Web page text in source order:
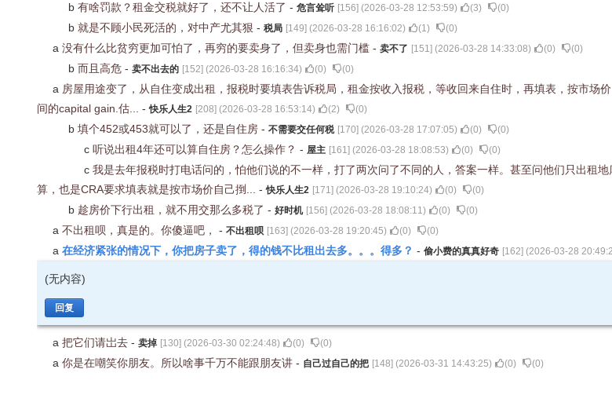
b 有啥罚款？租金交税就好了，还不让人活了 - 危言耸听 [156] (2026-03-28 12:53:59) (3) (0)
b 就是不顾小民死活的，对中产尤其狠 - 税局 [149] (2026-03-28 16:16:02) (1) (0)
a 没有什么比贫穷更加可怕了，再穷的要卖身了，但卖身也需门槛 - 卖不了 [151] (2026-03-28 14:33:08) (0) (0)
b 而且高危 - 卖不出去的 [152] (2026-03-28 16:16:34) (0) (0)
a 房屋用途变了，从自住变成出租，报税时要填表告诉税局，租金按收入报税，等收回来自住时，再填表，按市场
间的capital gain.估... -快乐人生2 [208] (2026-03-28 16:53:14) (2) (0)
b 填个452或453就可以了，还是自住房 - 不需要交任何税 [170] (2026-03-28 17:07:05) (0) (0)
c 听说出租4年还可以算自住房？怎么操作？ - 屋主 [161] (2026-03-28 18:08:53) (0) (0)
c 我是去年报税时打电话问的，怕他们说的不一样，打了两次问了不同的人，答案一样。甚至问他们只出租
算，也是CRA要求填表就是按市场价自己捯... -快乐人生2 [171] (2026-03-28 19:10:24) (0) (0)
b 趁房价下行出租，就不用交那么多税了 - 好时机 [156] (2026-03-28 18:08:11) (0) (0)
a 不出租呗，真是的。你傻逼吧， - 不出租呗 [163] (2026-03-28 19:20:45) (0) (0)
a 在经济紧张的情况下，你把房子卖了，得的钱不比租出去多。。。得多？ - 偷小费的真真好奇 [162] (2026-03-28
(无内容)
回复
a 把它们请岀去 - 卖掉 [130] (2026-03-30 02:24:48) (0) (0)
a 你是在嘲笑你朋友。所以啥事千万不能跟朋友讲 - 自己过自己的把 [148] (2026-03-31 14:43:25) (0) (0)